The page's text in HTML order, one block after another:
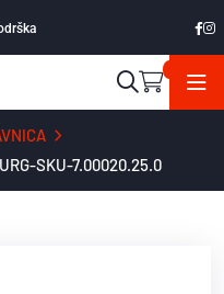
SKU-7.00020.25.0